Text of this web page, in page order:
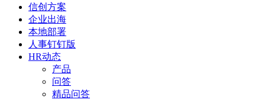
信创方案
企业出海
本地部署
人事钉钉版
HR动态
产品
问答
精品问答